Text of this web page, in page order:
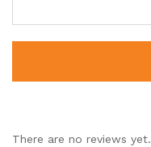
There are no reviews yet.